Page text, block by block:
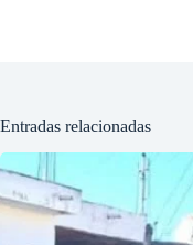
Entradas relacionadas